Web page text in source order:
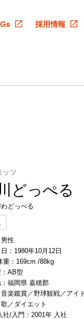
採用情報
ッツ
どっぺる
どっぺる
性
：1980年10月12日
重：169cm /88kg
AB型
福岡県 嘉穂郡
楽鑑賞／野球観戦／アイ
／ダイエット
社/入門：2001年 入社